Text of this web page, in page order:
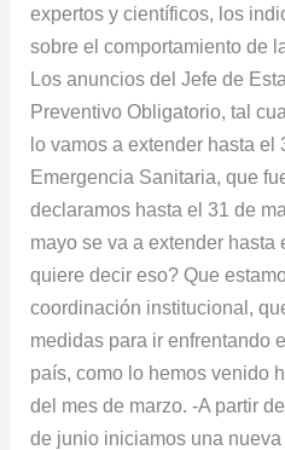
expertos y científicos, los
sobre el comportamiento de
Los anuncios del Jefe de
Preventivo Obligatorio, tal
lo vamos a extender hasta el
Emergencia Sanitaria, que
declaramos hasta el 31 de
mayo se va a extender hasta
quiere decir eso? Que
coordinación institucional,
medidas para ir enfrentando
país, como lo hemos venido
del mes de marzo. -A partir
de junio iniciamos una